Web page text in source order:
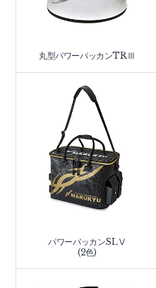
丸型パワーバッカンTRⅢ
パワーバッカンSLⅤ
(2色)